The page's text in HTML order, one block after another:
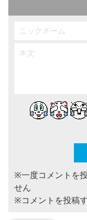
※一度コメントを
せん
※コメントを投稿